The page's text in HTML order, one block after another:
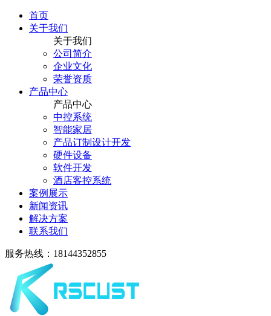
首页
关于我们
关于我们
公司简介
企业文化
荣誉资质
产品中心
产品中心
中控系统
智能家居
产品订制设计开发
硬件设备
软件开发
酒店客控系统
案例展示
新闻资讯
解决方案
联系我们
服务热线：18144352855